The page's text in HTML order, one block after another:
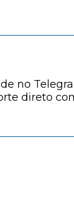
no
direto